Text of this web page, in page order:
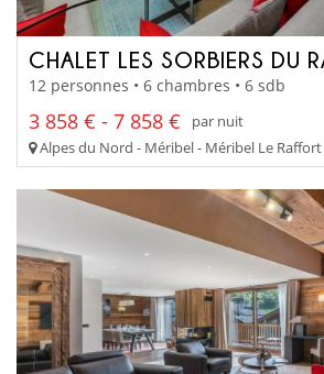
CHALET LES SORBIERS DU
12 personnes • 6 chambres • 6 sdb
3 858 € - 7 858 €
par nuit
Alpes du Nord - Méribel - Méribel Le Raffort